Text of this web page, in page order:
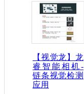
【视觉龙】龙
睿智能相机-
链条视觉检测
应用